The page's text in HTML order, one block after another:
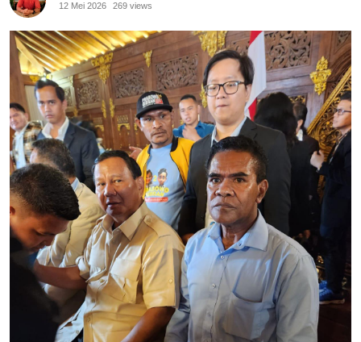
12 Mei 2026
269 views